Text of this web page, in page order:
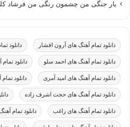
یار جنگی من چشمون رنگی من فرشاد
دانلود تمام آهنگ های آرون افشار دانلود
دانلود تمام آهنگ های احمد سلو دانلود
دانلود تمام آهنگ های امید آمری دانلود
دانلود تمام آهنگ های حجت اشرف زاده
دانلود تمام آهنگ های راغب دانلود تمام